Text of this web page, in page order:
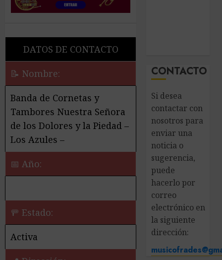
DATOS DE CONTACTO
📝 Nombre:
Banda de Cornetas y
Tambores Nuestra Señora
de los Dolores y la Piedad –
Los Azules –
📅 Año:
🚥 Estado:
Activa
CONTACTO
Si desea
contactar con
nosotros para
enviar una
noticia o
sugerencia,
puede
hacerlo por
correo
electrónico en
la siguiente
dirección: